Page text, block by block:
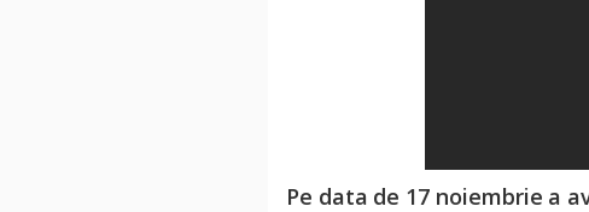
Pe data de 17 noiembrie a